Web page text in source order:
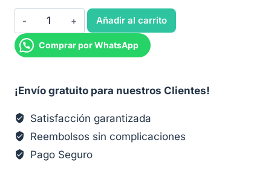
Sandalias
Adilette
Aqua
Añadir al carrito
Comprar por WhatsApp
¡Envío gratuito para nuestros Clientes!
Satisfacción garantizada
Reembolsos sin complicaciones
Pago Seguro